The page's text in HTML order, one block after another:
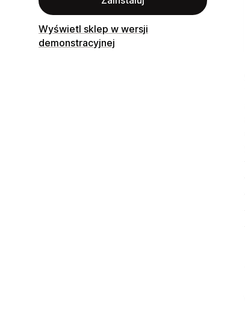
Wyświetl sklep w wersji
demonstracyjnej